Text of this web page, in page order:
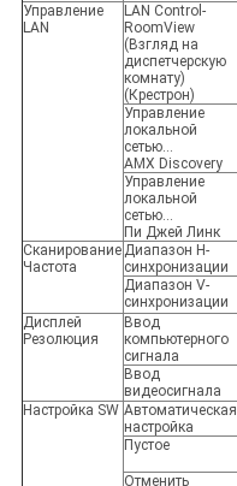
Управление
LAN
LAN Control-
RoomView
(Взгляд на
диспетчерскую
комнату)
(Крестрон)
Управление
локальной
сетью...
AMX Discovery
Управление
локальной
сетью...
Пи Джей Линк
Сканирование
Частота
Диапазон H-
синхронизации
Диапазон V-
синхронизации
Дисплей
Резолюция
Ввод
компьютерного
сигнала
Ввод
видеосигнала
Настройка SW Автоматическая
настройка
Пустое
Отменить